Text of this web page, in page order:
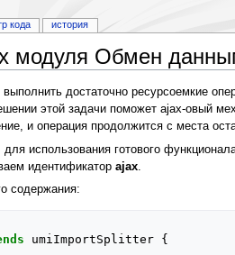
модуля Обмен
достаточно ресурсоемкие
этой задачи поможет ajax-овый
и операция продолжится с места
использования готового
идентификатор ajax.
содержания:
umiImportSplitter {
кода история